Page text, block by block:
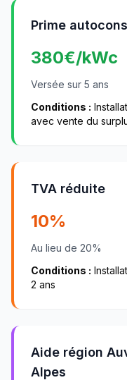
Prime
380€/kWc
Versée sur 5 ans
Conditions :
avec vente du
TVA réduite
10%
Au lieu de 20%
Conditions :
2 ans
Aide région
Alpes